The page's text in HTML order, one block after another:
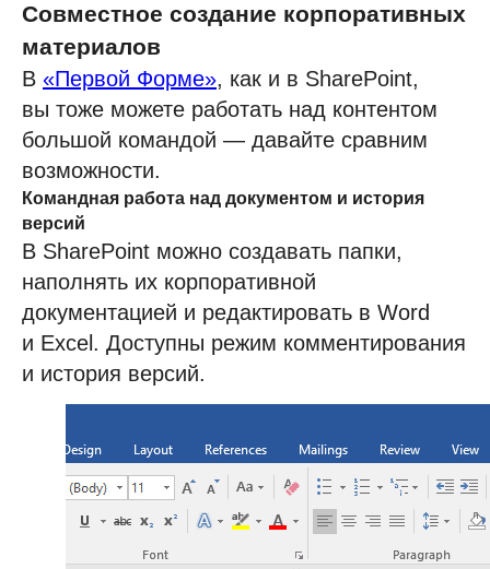
Совместное создание корпоративных
материалов
В «Первой Форме», как и в SharePoint,
вы тоже можете работать над контентом
большой командой — давайте сравним
возможности.
Командная работа над документом и история
версий
В SharePoint можно создавать папки,
наполнять их корпоративной
документацией и редактировать в Word
и Excel. Доступны режим комментирования
и история версий.